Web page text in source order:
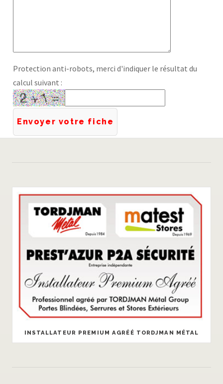
Protection anti-robots, merci d'indiquer le résultat du
calcul suivant :
INSTALLATEUR PREMIUM AGRÉÉ TORDJMAN MÉTAL